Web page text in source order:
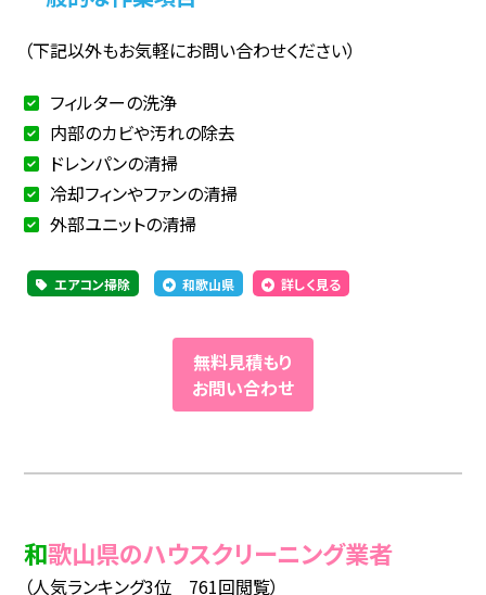
（下記以外もお気軽にお問い合わせください）
フィルターの洗浄
内部のカビや汚れの除去
ドレンパンの清掃
冷却フィンやファンの清掃
外部ユニットの清掃
エアコン掃除 和歌山県 詳しく見る
無料見積もり
お問い合わせ
和歌山県のハウスクリーニング業者
（人気ランキング3位 761回閲覧）